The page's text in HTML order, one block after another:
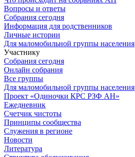
Вопросы и ответы
Собрания сегодня
Информация для родственников
Личные истории
Для маломобильной группы населения
Участнику
Собрания сегодня
Онлайн собрания
Все группы
Для маломобильной группы населения
Проект «Одиночки КРС РЗФ АН»
Ежедневник
Счетчик чистоты
Принципы сообщества
Служения в регионе
Новости
Литература